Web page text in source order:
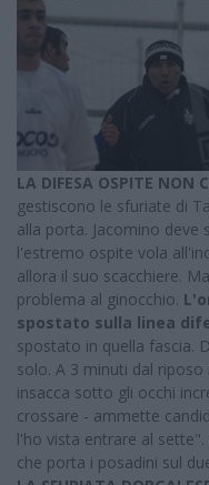
LA DIFESA OSPITE NON
gestiscono le sfuriate di
alla porta. Jacomino deve
l'estremo ospite vola
allora il suo scacchiere.
problema al ginocchio.
spostato sulla linea
spostato in quella fascia.
solo. A 3 minuti dal
insacca sotto gli occhi
crossare - ammette
l'ho vista entrare al
che porta i posadini sul